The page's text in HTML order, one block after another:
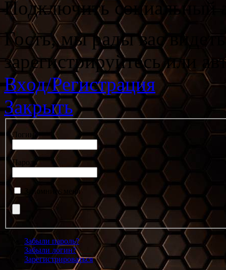
Подключить социальный
Гость, мы рады вас
зарегистрируйтесь или
Вход/Регистрация
Закрыть
Логин
Пароль
Запомнить меня
Забыли пароль?
Забыли логин?
Зарегистрироваться